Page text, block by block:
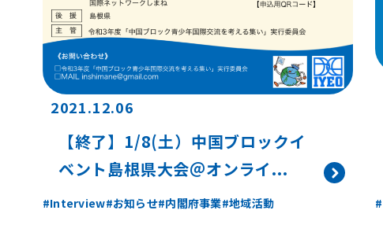
2021.12.06
【終了】1/8(土）中国ブロックイ
ベント島根県大会＠オンライ...
Interview お知らせ 内閣府事業 地域活動